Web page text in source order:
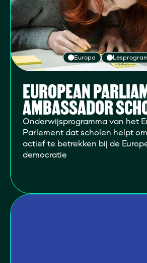
Europa
EUROPEAN
AMBASSADOR
Onderwijsprogramma van het
Parlement dat scholen helpt
actief te betrekken bij de
democratie